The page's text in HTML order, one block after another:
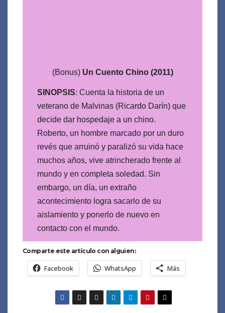
(Bonus)Un Cuento Chino (2011)
SINOPSIS: Cuenta la historia de un
veterano de Malvinas (Ricardo Darín) que
decide dar hospedaje a un chino.
Roberto, un hombre marcado por un duro
revés que arruinó y paralizó su vida hace
muchos años, vive atrincherado frente al
mundo y en completa soledad. Sin
embargo, un día, un extraño
acontecimiento logra sacarlo de su
aislamiento y ponerlo de nuevo en
contacto con el mundo.
Comparte este artículo con alguien:
Facebook WhatsApp Más